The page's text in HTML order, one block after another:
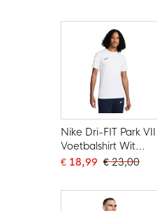
Nike Dri-FIT Park VII
Voetbalshirt Wit
Blauw
€ 18,99 € 23,00